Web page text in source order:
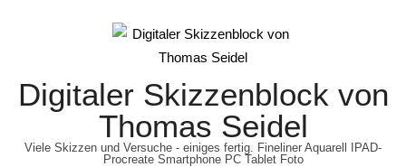
Digitaler Skizzenblock von
Thomas Seidel
Viele Skizzen und Versuche - einiges fertig. Fineliner Aquarell IPAD-
Procreate Smartphone PC Tablet Foto